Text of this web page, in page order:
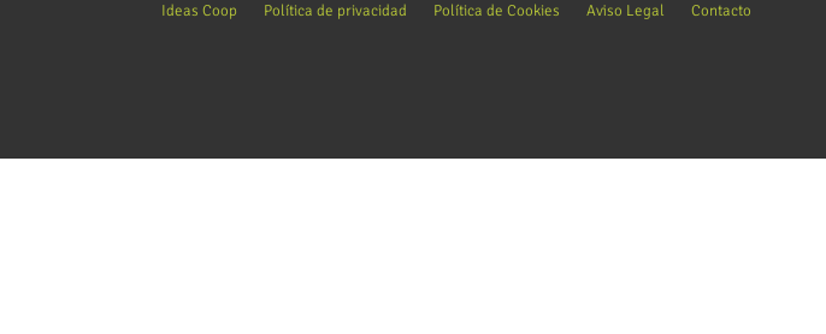
Ideas Coop Política de privacidad Política de Cookies Aviso Legal Contacto